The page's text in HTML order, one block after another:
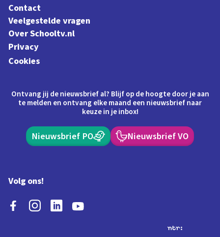
Contact
Veelgestelde vragen
Over Schooltv.nl
Privacy
Cookies
Ontvang jij de nieuwsbrief al? Blijf op de hoogte door je aan
te melden en ontvang elke maand een nieuwsbrief naar
keuze in je inbox!
Nieuwsbrief PO Nieuwsbrief VO
Volg ons!